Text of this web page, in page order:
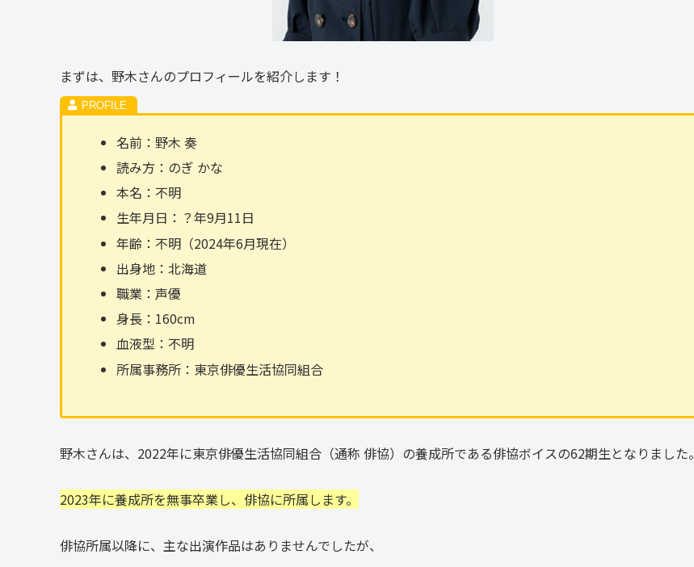
まずは、野木さんのプロフィールを紹介します！
名前：野木 奏
読み方：のぎ かな
本名：不明
生年月日：？年9月11日
年齢：不明（2024年6月現在）
出身地：北海道
職業：声優
身長：160cm
血液型：不明
所属事務所：東京俳優生活協同組合
野木さんは、2022年に東京俳優生活協同組合（通称 俳協）の養成所である俳協ボイスの62期生となりました。
2023年に養成所を無事卒業し、俳協に所属します。
俳協所属以降に、主な出演作品はありませんでしたが、